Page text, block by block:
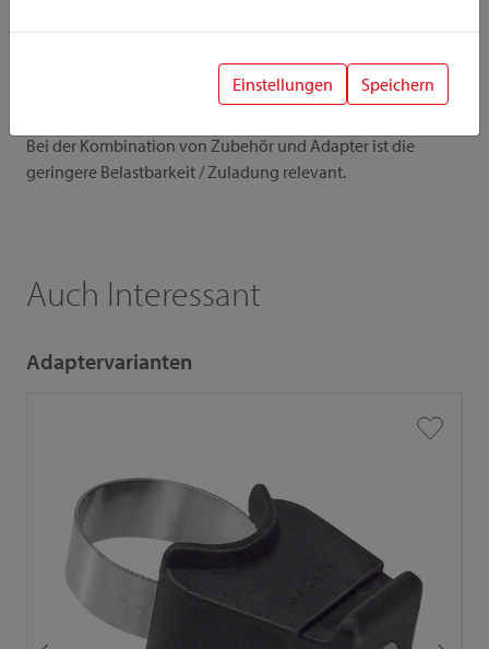
Bei der Kombination von Zubehör und Adapter ist die
geringere Belastbarkeit / Zuladung relevant.
Auch Interessant
Adaptervarianten
Einstellungen Speichern